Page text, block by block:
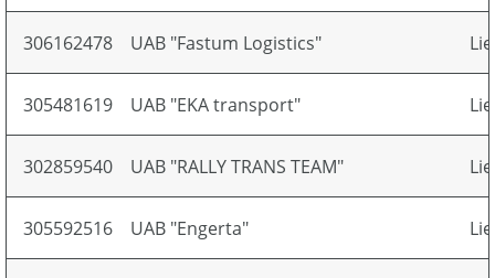
306162478 UAB "Fastum Logistics"
305481619 UAB "EKA transport"
302859540 UAB "RALLY TRANS TEAM"
305592516 UAB "Engerta"